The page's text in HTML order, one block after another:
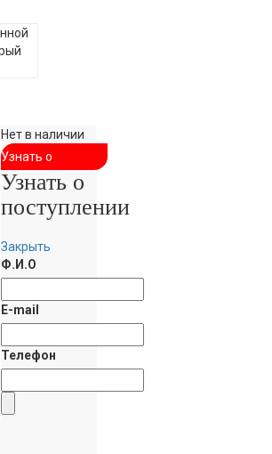
Нет в наличии
Узнать о
поступлении
Узнать о
поступлении
Закрыть
Ф.И.О
E-mail
Телефон